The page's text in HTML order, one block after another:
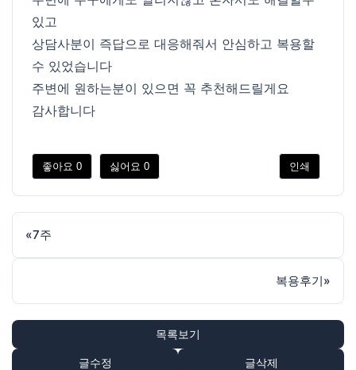
있고
상담사분이 즉답으로 대응해줘서 안심하고 복용할
수 있었습니다
주변에 원하는분이 있으면 꼭 추천해드릴게요
감사합니다
좋아요 0 싫어요 0 인쇄
«7주
복용후기»
목록보기
글수정 글삭제